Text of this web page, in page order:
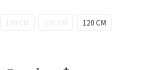
100 CM 110 CM
120 CM